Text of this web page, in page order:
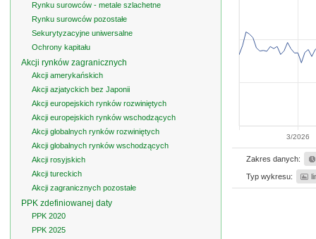
3/2026
Zakres danych:
Typ wykresu:
Rynku surowców - metale szlachetne
Rynku surowców pozostałe
Sekurytyzacyjne uniwersalne
Ochrony kapitału
Akcji rynków zagranicznych
Akcji amerykańskich
Akcji azjatyckich bez Japonii
Akcji europejskich rynków rozwiniętych
Akcji europejskich rynków wschodzących
Akcji globalnych rynków rozwiniętych
Akcji globalnych rynków wschodzących
Akcji rosyjskich
Akcji tureckich
Akcji zagranicznych pozostałe
PPK zdefiniowanej daty
PPK 2020
PPK 2025